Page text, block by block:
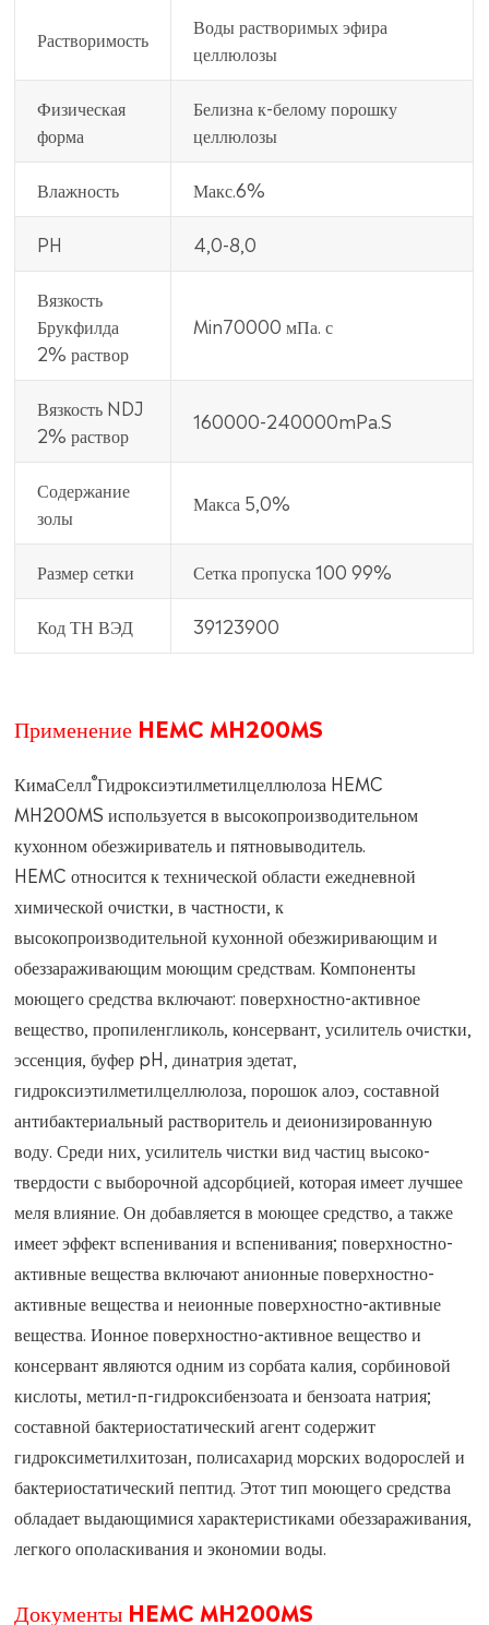
Растворимость
Воды растворимых эфира
целлюлозы
Физическая
форма
Белизна к-белому порошку
целлюлозы
Влажность Макс.6%
PH 4,0-8,0
Вязкость
Брукфилда
2% раствор
Min70000 мПа. с
Вязкость NDJ
2% раствор
160000-240000mPa.S
Содержание
золы
Макса 5,0%
Размер сетки Сетка пропуска 100 99%
Код ТН ВЭД 39123900
Применение HEMC MH200MS
КимаСелл®Гидроксиэтилметилцеллюлоза HEMC
MH200MS используется в высокопроизводительном
кухонном обезжириватель и пятновыводитель.
HEMC относится к технической области ежедневной
химической очистки, в частности, к
высокопроизводительной кухонной обезжиривающим и
обеззараживающим моющим средствам. Компоненты
моющего средства включают: поверхностно-активное
вещество, пропиленгликоль, консервант, усилитель очистки,
эссенция, буфер pH, динатрия эдетат,
гидроксиэтилметилцеллюлоза, порошок алоэ, составной
антибактериальный растворитель и деионизированную
воду. Среди них, усилитель чистки вид частиц высоко-
твердости с выборочной адсорбцией, которая имеет лучшее
меля влияние. Он добавляется в моющее средство, а также
имеет эффект вспенивания и вспенивания; поверхностно-
активные вещества включают анионные поверхностно-
активные вещества и неионные поверхностно-активные
вещества. Ионное поверхностно-активное вещество и
консервант являются одним из сорбата калия, сорбиновой
кислоты, метил-п-гидроксибензоата и бензоата натрия;
составной бактериостатический агент содержит
гидроксиметилхитозан, полисахарид морских водорослей и
бактериостатический пептид. Этот тип моющего средства
обладает выдающимися характеристиками обеззараживания,
легкого ополаскивания и экономии воды.
Документы HEMC MH200MS